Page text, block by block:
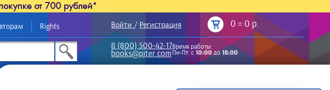
от 700 рублей*
Rights Войти / Регистрация 0 = 0 р.
8 (800) 500-42-17
books@piter.com
Время работы:
Пн-Пт: с10:00до18:00